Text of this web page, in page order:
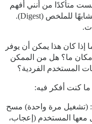
متأكدًا من أنني أفهم
الوظيفة بالكامل. يبدو أن هذا ينتج شيئًا مشابهًا للملخص (Digest).
إذا كان هذا يمكن أن يوفر
ما؟ هل من الممكن
المستخدم الفردية؟
ما كنت أفكر فيه:
: (تشغيل مرة واحدة) مسح
معها المستخدم (إعجاب،